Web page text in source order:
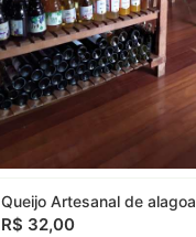
Queijo Artesanal de alagoa
R$ 32,00